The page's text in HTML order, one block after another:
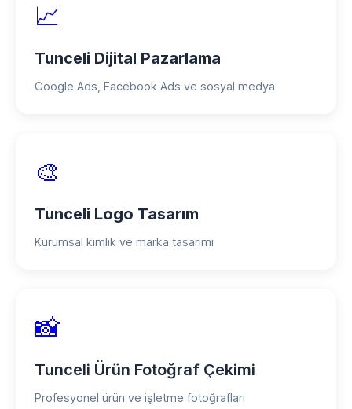
📈
Tunceli Dijital Pazarlama
Google Ads, Facebook Ads ve sosyal medya
🎨
Tunceli Logo Tasarım
Kurumsal kimlik ve marka tasarımı
📸
Tunceli Ürün Fotoğraf Çekimi
Profesyonel ürün ve işletme fotoğrafları